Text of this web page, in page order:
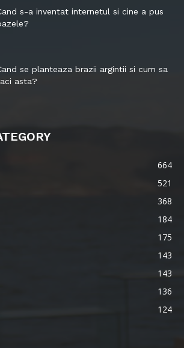
s-a inventat internetul si cine a pus
se planteaza brazii argintii si cum sa
asta?
664
521
368
184
175
143
143
136
124